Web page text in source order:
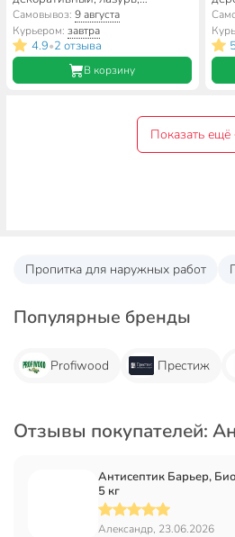
атмосферостойкий водно-
дисперсионная, белый, 0.9 кг
Самовывоз:9 августа
Курьером:завтра
4.9•2 отзыва
В корзину
Показать ещё
Пропитка для наружных работ
Популярные бренды
Profiwood Престиж
Отзывы покупателей:
Антисептик Барьер,
5 кг
Александр, 23.06.2026